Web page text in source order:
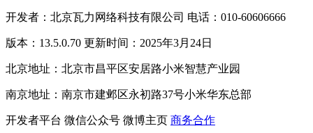
开发者：北京瓦力网络科技有限公司 电话：010-60606666
版本：13.5.0.70 更新时间：2025年3月24日
北京地址：北京市昌平区安居路小米智慧产业园
南京地址：南京市建邺区永初路37号小米华东总部
开发者平台 微信公众号 微博主页 商务合作